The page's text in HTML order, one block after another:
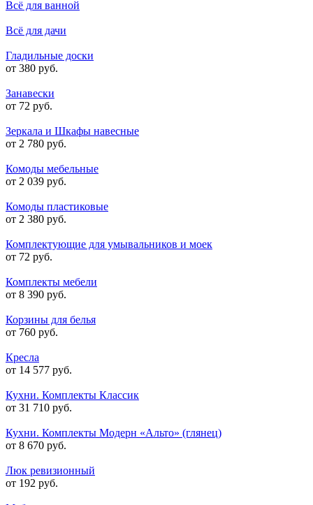
Всё для ванной
Всё для дачи
Гладильные доски
от 380 руб.
Занавески
от 72 руб.
Зеркала и Шкафы навесные
от 2 780 руб.
Комоды мебельные
от 2 039 руб.
Комоды пластиковые
от 2 380 руб.
Комплектующие для умывальников и моек
от 72 руб.
Комплекты мебели
от 8 390 руб.
Корзины для белья
от 760 руб.
Кресла
от 14 577 руб.
Кухни. Комплекты Классик
от 31 710 руб.
Кухни. Комплекты Модерн «Альто» (глянец)
от 8 670 руб.
Люк ревизионный
от 192 руб.